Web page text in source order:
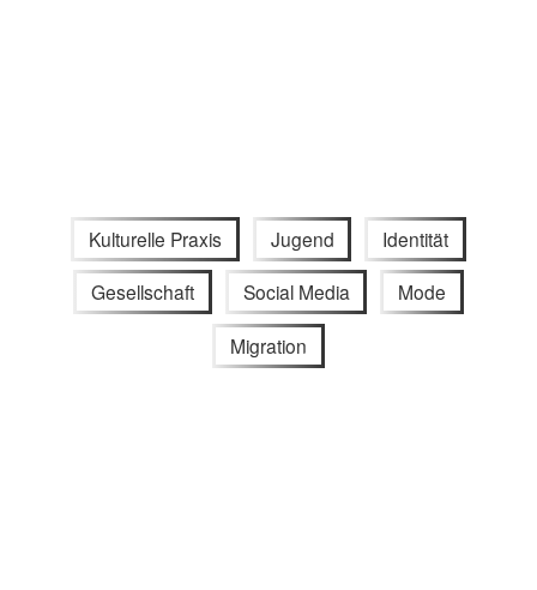
Kulturelle Praxis Jugend Identität
Gesellschaft Social Media Mode
Migration